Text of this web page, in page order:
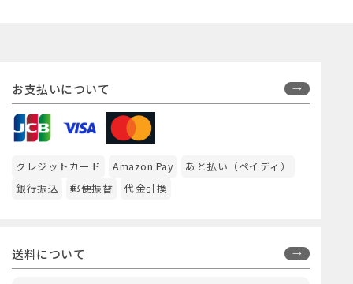
お支払いについて
クレジットカード Amazon Pay
あと払い（ペイディ）
銀行振込
郵便振替 代金引換
送料について